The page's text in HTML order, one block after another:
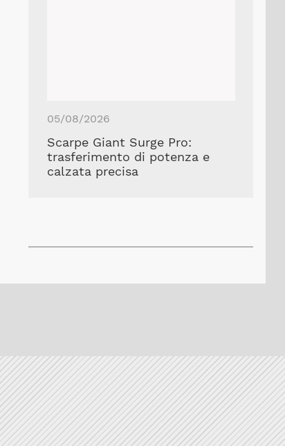
05/08/2026
Scarpe Giant Surge Pro:
trasferimento di potenza e
calzata precisa